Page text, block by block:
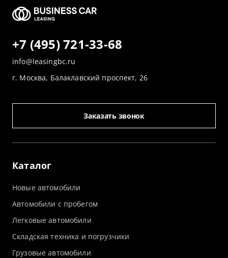
Каталог
Новые автомобили
Автомобили с пробегом
Легковые автомобили
Складская техника и погрузчики
Грузовые автомобили
+7 (495) 721-33-68
info@leasingbc.ru
г. Москва, Балаклавский проспект, 26
Заказать звонок